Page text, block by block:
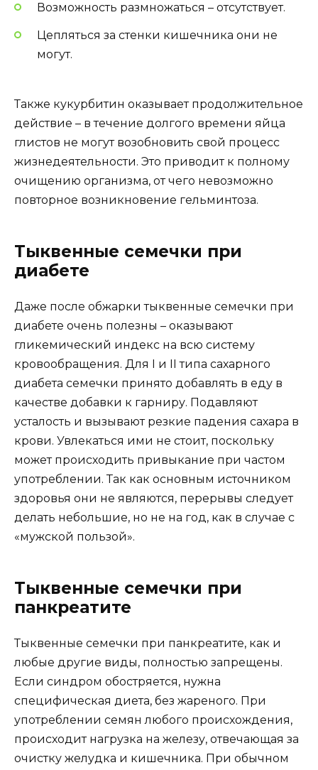
Возможность размножаться – отсутствует.
Цепляться за стенки кишечника они не
могут.
Также кукурбитин оказывает продолжительное
действие – в течение долгого времени яйца
глистов не могут возобновить свой процесс
жизнедеятельности. Это приводит к полному
очищению организма, от чего невозможно
повторное возникновение гельминтоза.
Тыквенные семечки при
диабете
Даже после обжарки тыквенные семечки при
диабете очень полезны – оказывают
гликемический индекс на всю систему
кровообращения. Для I и II типа сахарного
диабета семечки принято добавлять в еду в
качестве добавки к гарниру. Подавляют
усталость и вызывают резкие падения сахара в
крови. Увлекаться ими не стоит, поскольку
может происходить привыкание при частом
употреблении. Так как основным источником
здоровья они не являются, перерывы следует
делать небольшие, но не на год, как в случае с
«мужской пользой».
Тыквенные семечки при
панкреатите
Тыквенные семечки при панкреатите, как и
любые другие виды, полностью запрещены.
Если синдром обостряется, нужна
специфическая диета, без жареного. При
употреблении семян любого происхождения,
происходит нагрузка на железу, отвечающая за
очистку желудка и кишечника. При обычном